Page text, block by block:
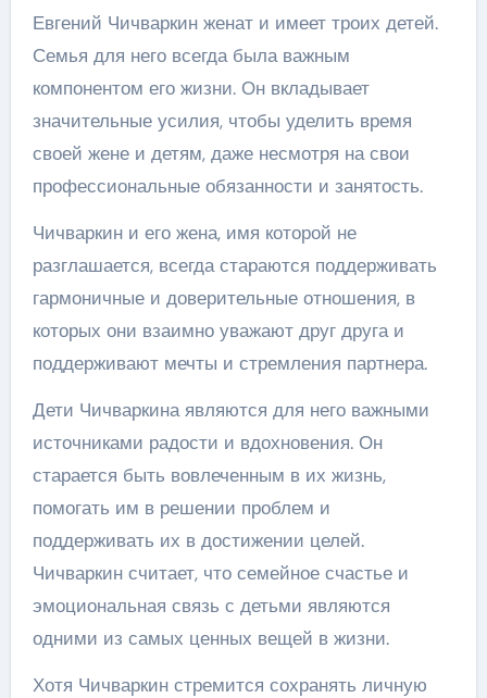
Евгений Чичваркин женат и имеет троих детей.
Семья для него всегда была важным
компонентом его жизни. Он вкладывает
значительные усилия, чтобы уделить время
своей жене и детям, даже несмотря на свои
профессиональные обязанности и занятость.
Чичваркин и его жена, имя которой не
разглашается, всегда стараются поддерживать
гармоничные и доверительные отношения, в
которых они взаимно уважают друг друга и
поддерживают мечты и стремления партнера.
Дети Чичваркина являются для него важными
источниками радости и вдохновения. Он
старается быть вовлеченным в их жизнь,
помогать им в решении проблем и
поддерживать их в достижении целей.
Чичваркин считает, что семейное счастье и
эмоциональная связь с детьми являются
одними из самых ценных вещей в жизни.
Хотя Чичваркин стремится сохранять личную